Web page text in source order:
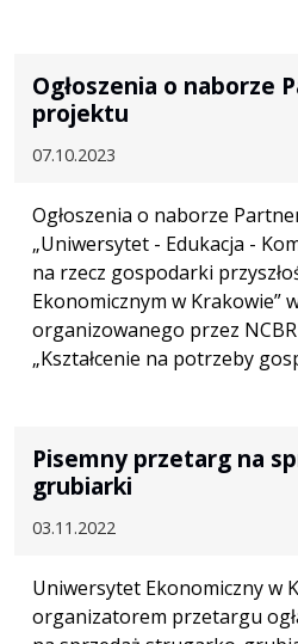
Ogłoszenia o naborze
projektu
07.10.2023
Ogłoszenia o naborze
„Uniwersytet - Edukacja -
na rzecz gospodarki
Ekonomicznym w Krakowie”
organizowanego przez
„Kształcenie na potrzeby
Pisemny przetarg na
grubiarki
03.11.2022
Uniwersytet Ekonomiczny w
organizatorem przetargu